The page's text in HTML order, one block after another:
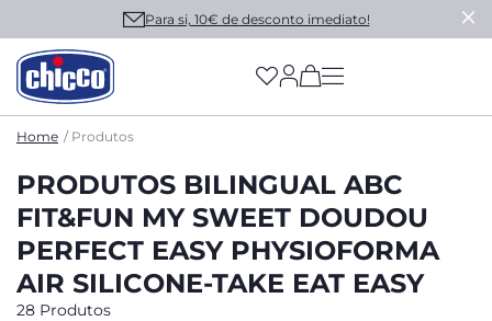
Para si, 10€ de desconto imediato!
(has more options
Home Produtos
PRODUTOS BILINGUAL ABC
FIT&FUN MY SWEET DOUDOU
PERFECT EASY PHYSIOFORMA
AIR SILICONE-TAKE EAT EASY
28 Produtos